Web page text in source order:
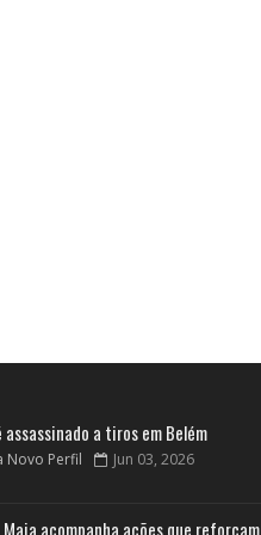
assassinado a tiros em Belém
Novo Perfil Jun 03, 2026
acompanha ações que reforçam